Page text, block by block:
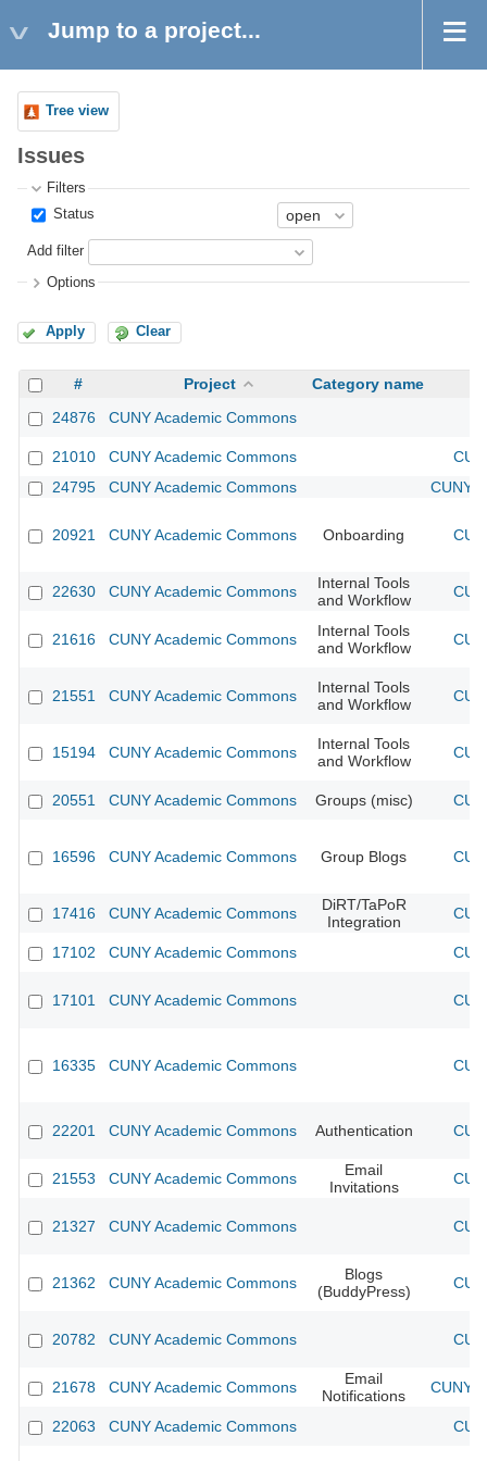
Jump to a project...
Tree view
Issues
Filters
Status
Add filter
Options
Apply Clear
# Project
Category name
24876
CUNY Academic Commons
21010 CUNY Academic Commons
24795
CUNY Academic Commons CUNY
20921 CUNY Academic Commons Onboarding
22630 CUNY Academic Commons
Internal Tools
and Workflow
21616 CUNY Academic Commons
Internal Tools
and Workflow
21551 CUNY Academic Commons
Internal Tools
and Workflow
15194 CUNY Academic Commons
Internal Tools
and Workflow
20551 CUNY Academic Commons Groups (misc)
16596 CUNY Academic Commons Group Blogs
17416 CUNY Academic Commons
DiRT/TaPoR
Integration
17102 CUNY Academic Commons
17101 CUNY Academic Commons
16335 CUNY Academic Commons
22201 CUNY Academic Commons Authentication
21553 CUNY Academic Commons
Email
Invitations
21327 CUNY Academic Commons
21362 CUNY Academic Commons
Blogs
(BuddyPress)
20782 CUNY Academic Commons
21678 CUNY Academic Commons
Email
Notifications
CUNY
22063 CUNY Academic Commons